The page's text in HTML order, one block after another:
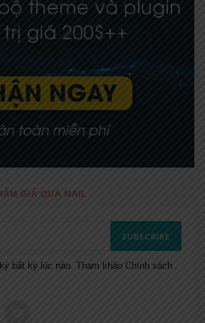
GIÁ QUA MAIL
SUBSCRIBE
bất kỳ lúc nào. Tham khảo Chính sách